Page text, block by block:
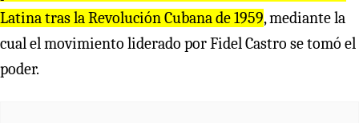
Latina tras laRevolución Cubana de 1959, mediante la
cual el movimiento liderado por Fidel Castro se tomó el
poder.